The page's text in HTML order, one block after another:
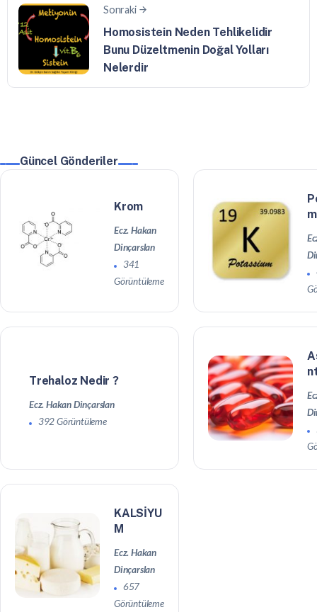
Sonraki
Homosistein Neden Tehlikelidir
Bunu Düzeltmenin Doğal Yolları
Nelerdir
Güncel Gönderiler
Krom
Ecz. Hakan
Dinçarslan
341
Görüntüleme
Trehaloz Nedir ?
Ecz. Hakan Dinçarslan
392 Görüntüleme
KALSİYU
M
Ecz. Hakan
Dinçarslan
657
Görüntüleme